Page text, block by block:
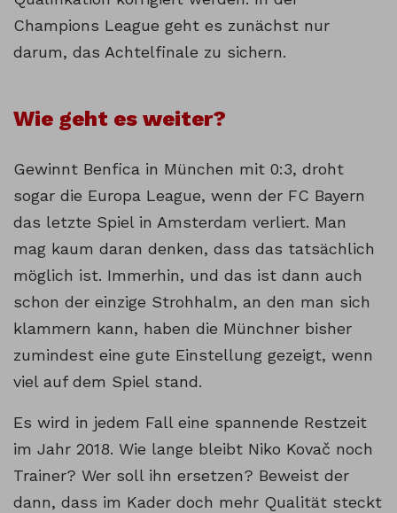
Champions League geht es zunächst nur
darum, das Achtelfinale zu sichern.
Wie geht es weiter?
Gewinnt Benfica in München mit 0:3, droht
sogar die Europa League, wenn der FC Bayern
das letzte Spiel in Amsterdam verliert. Man
mag kaum daran denken, dass das tatsächlich
möglich ist. Immerhin, und das ist dann auch
schon der einzige Strohhalm, an den man sich
klammern kann, haben die Münchner bisher
zumindest eine gute Einstellung gezeigt, wenn
viel auf dem Spiel stand.
Es wird in jedem Fall eine spannende Restzeit
im Jahr 2018. Wie lange bleibt Niko Kovač noch
Trainer? Wer soll ihn ersetzen? Beweist der
dann, dass im Kader doch mehr Qualität steckt